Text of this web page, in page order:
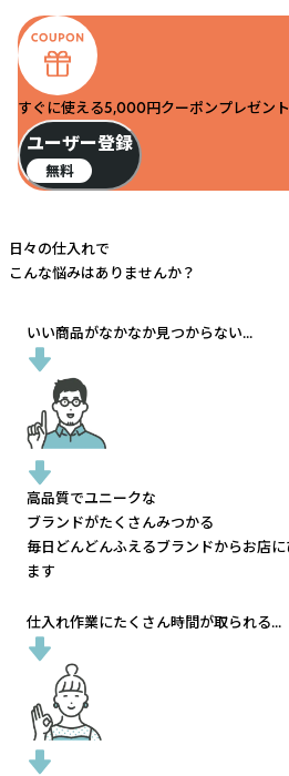
すぐに使える5,000円クーポンプレゼント
ユーザー登録
無料
日々の仕入れで
こんな悩みはありませんか？
いい商品がなかなか見つからない...
高品質でユニークな
ブランドがたくさんみつかる
毎日どんどんふえるブランドからお店
ます
仕入れ作業にたくさん時間が取られる...